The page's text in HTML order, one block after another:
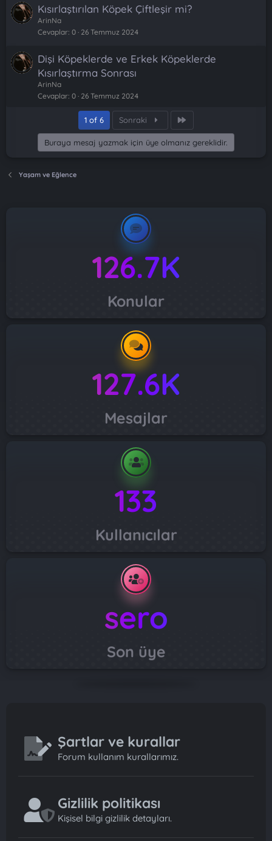
Kısırlaştırılan Köpek Çiftleşir mi?
ArinNa
Cevaplar 0 26 Temmuz 2024
Dişi Köpeklerde ve Erkek Köpeklerde
Kısırlaştırma Sonrası
ArinNa
Cevaplar 0 26 Temmuz 2024
1 of 6 Sonraki
Buraya mesaj yazmak için üye olmanız gereklidir.
Yaşam ve Eğlence
126.7K
Konular
127.6K
Mesajlar
133
Kullanıcılar
sero
Son üye
Şartlar ve kurallar
Forum kullanım kurallarımız.
Gizlilik politikası
Kişisel bilgi gizlilik detayları.